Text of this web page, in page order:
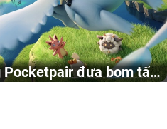
Pocketpair đưa bom tấn